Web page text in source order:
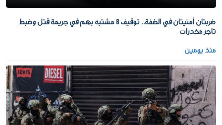
ضربتان أمنيتان في الضفة.. توقيف 8 مشتبه بهم في جريمة قتل وضبط
تاجر مخدرات
منذ يومين